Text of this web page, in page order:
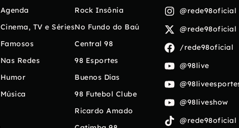
Agenda
Cinema, TV e Séries
Famosos
Nas Redes
Humor
Música
Rock Insônia
No Fundo do Baú
Central 98
98 Esportes
Buenos Días
98 Futebol Clube
Ricardo Amado
@rede98oficial
@rede98oficial
/rede98oficial
@98live
@98liveshow
@rede98oficial